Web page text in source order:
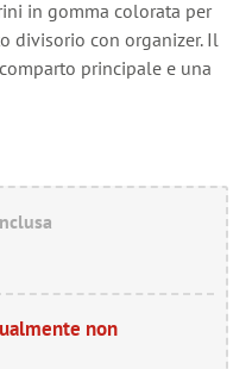
in gomma colorata per
divisorio con organizer. Il
principale e una
non